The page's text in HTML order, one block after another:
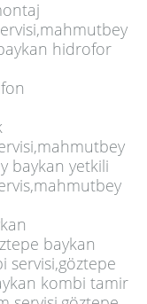
hidrofor
baykan yetkili
baykan
servisi,göztepe
kombi tamir